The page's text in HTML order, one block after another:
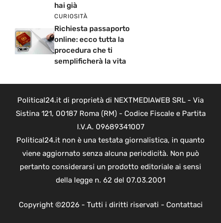
hai già
CURIOSITÀ
Richiesta passaporto
online: ecco tutta la
procedura che ti
semplificherà la vita
Political24.it di proprietà di NEXTMEDIAWEB SRL - Via
Sistina 121, 00187 Roma (RM) - Codice Fiscale e Partita
I.V.A. 09689341007
Political24.it non è una testata giornalistica, in quanto
viene aggiornato senza alcuna periodicità. Non può
pertanto considerarsi un prodotto editoriale ai sensi
della legge n. 62 del 07.03.2001
Copyright ©2026 - Tutti i diritti riservati - Contattaci